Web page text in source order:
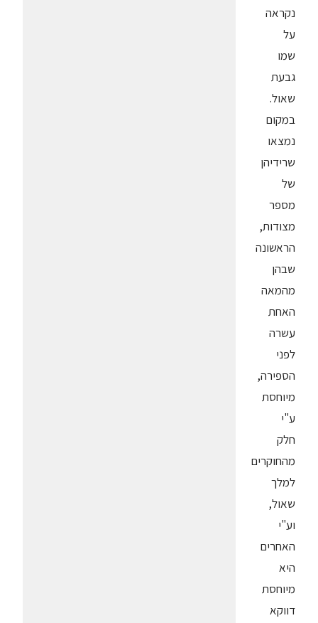
נקראה
על
שמו
גבעת
שאול.
במקום
נמצאו
שרידיהן
של
מספר
מצודות,
הראשונה
שבהן
מהמאה
האחת
עשרה
לפני
הספירה,
מיוחסת
ע"י
חלק
מהחוקרים
למלך
שאול,
וע"י
האחרים
היא
מיוחסת
דווקא